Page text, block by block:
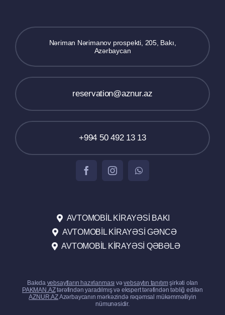
Nəriman Nərimanov prospekti, 205, Bakı,
Azərbaycan
reservation@aznur.az
+994 50 492 13 13
AVTOMOBIL KIRAYƏSI BAKI
AVTOMOBIL KIRAYƏSI GƏNCƏ
AVTOMOBIL KIRAYƏSI QƏBƏLƏ
Bakıda vebsaytların hazırlanması vəvebsaytın tanıtımşirkəti olan
PAKMAN.AZtərəfindən yaradılmış və ekspert tərəfindən təbliğ edilən
AZNUR.AZAzərbaycanın mərkəzində rəqəmsal mükəmməlliyin
nümunəsidir.